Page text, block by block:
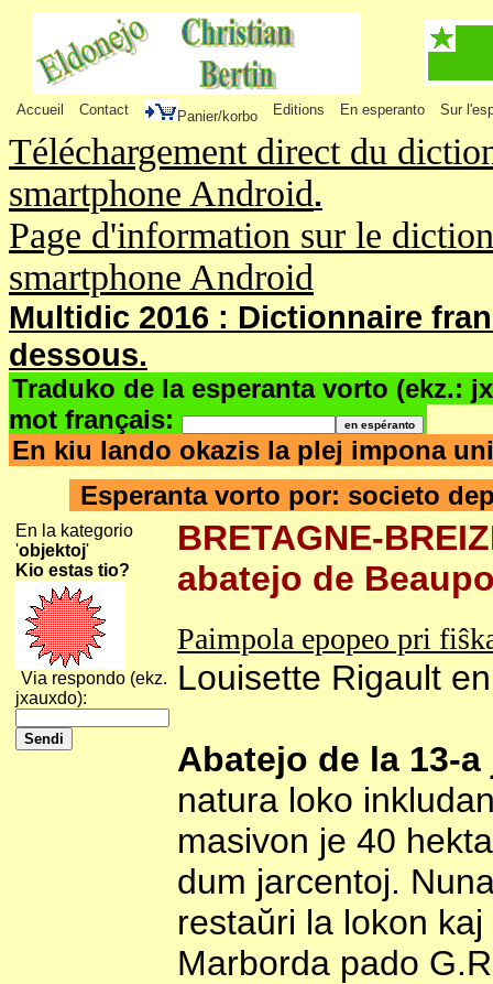
Accueil Contact Panier/korbo Editions En esperanto Sur
Téléchargement direct du
smartphone Android.
Page d'information sur le
smartphone Android
Multidic 2016 : Dictionnaire
dessous.
Traduko de la esperanta vorto (ekz.:
mot français:
En kiu lando okazis la plej impona
Esperanta vorto por: societo
En la kategorio
'objektoj'
Kio estas tio?
Via respondo (ekz.
jxauxdo):
BRETAGNE-
abatejo de
Paimpola epopeo pri
Louisette Rigault
Abatejo de la 13-
natura loko
masivon je 40
dum jarcentoj.
restaŭri la lokon
Marborda pado